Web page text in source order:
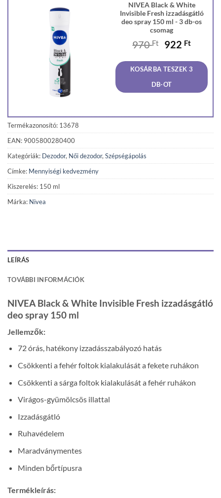
NIVEA Black & White
Invisible Fresh izzadásgátló
deo spray 150 ml - 3 db-os
csomag
970Ft
Original
was:
970 Ft.
922 Ft
is:
922
KOSÁRBA TESZEK 3
DB-OT
Termékazonosító: 13678
EAN: 9005800280400
Kategóriák: Dezodor, Női dezodor, Szépségápolás
Címke: Mennyiségi kedvezmény
Kiszerelés: 150 ml
Márka: Nivea
LEÍRÁS
TOVÁBBI INFORMÁCIÓK
NIVEA Black & White Invisible Fresh izzadásgátló
deo spray 150 ml
Jellemzők:
72 órás, hatékony izzadásszabályozó hatás
Csökkenti a fehér foltok kialakulását a fekete ruhákon
Csökkenti a sárga foltok kialakulását a fehér ruhákon
Virágos-gyümölcsös illattal
Izzadásgátló
Ruhavédelem
Maradványmentes
Minden bőrtípusra
Termékleírás: